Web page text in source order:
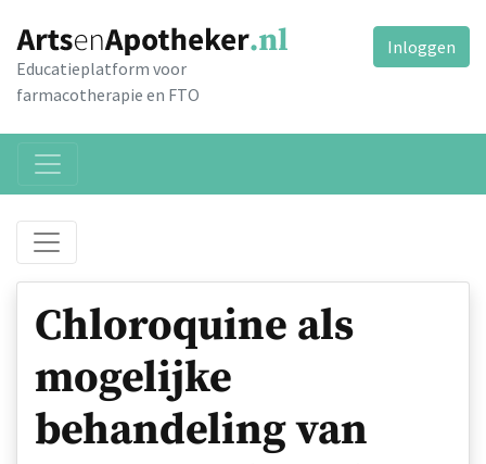
Educatieplatform voor
farmacotherapie en FTO
Inloggen
Chloroquine als
mogelijke
behandeling van